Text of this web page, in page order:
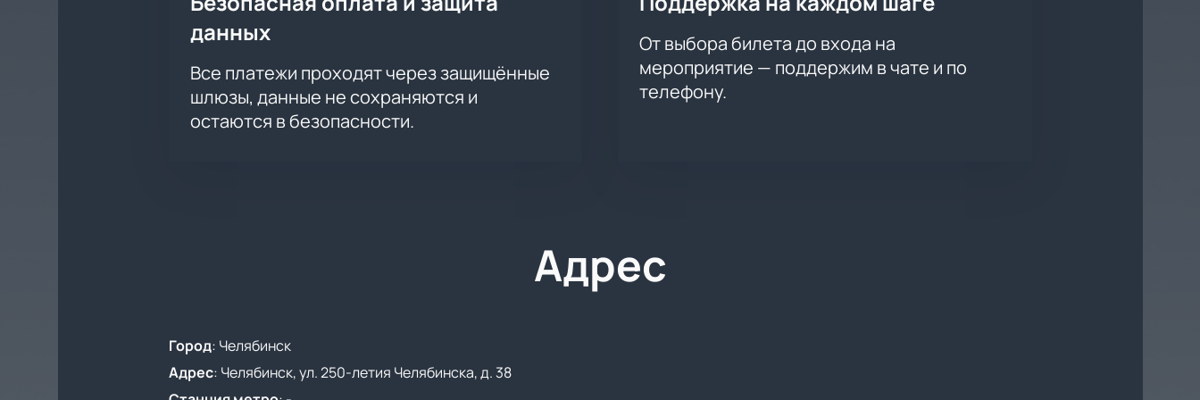
Актуальные цены указаны на сайте. После оплаты получите электронные билеты сразу.
Посетите одно из самых ярких ледовых событий года! Билеты на шоу «Вечера на хуторе» доступны онлайн.
данных
Все платежи проходят через защищённые
шлюзы, данные не сохраняются и
остаются в безопасности.
От выбора билета до входа на
мероприятие — поддержим в чате и по
телефону.
Адрес
Город: Челябинск
Адрес: Челябинск, ул. 250-летия Челябинска, д. 38